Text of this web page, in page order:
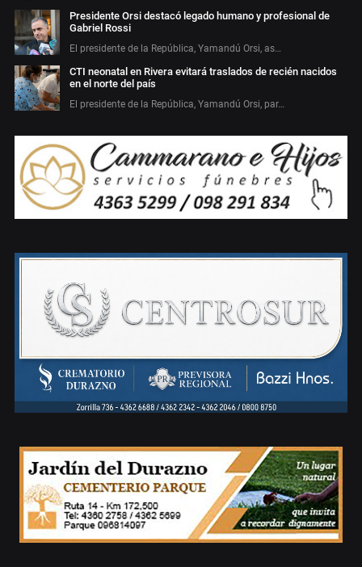
Presidente Orsi destacó legado humano y profesional de
Gabriel Rossi
El presidente de la República, Yamandú Orsi, as…
CTI neonatal en Rivera evitará traslados de recién nacidos
en el norte del país
El presidente de la República, Yamandú Orsi, par…